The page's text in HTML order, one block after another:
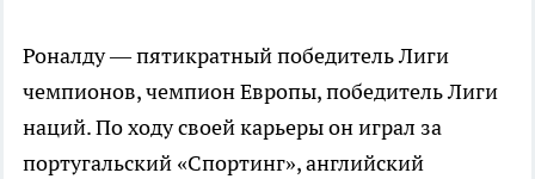
Роналду — пятикратный победитель Лиги
чемпионов, чемпион Европы, победитель Лиги
наций. По ходу своей карьеры он играл за
португальский «Спортинг», английский